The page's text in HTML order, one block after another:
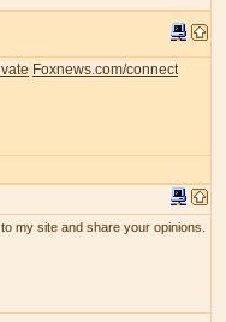
Foxnews.com/connect
my site and share your opinions.